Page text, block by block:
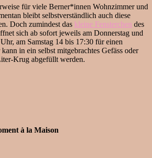
für viele Berner*innen Wohnzimmer und
bleibt selbstverständlich auch diese
Doch zumindest das kleine Fensterchen des
sich ab sofort jeweils am Donnerstag und
am Samstag 14 bis 17:30 für einen
in ein selbst mitgebrachtes Gefäss oder
Krug abgefüllt werden.
à la Maison